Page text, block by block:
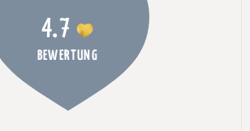
4.7
BEWERTUNG